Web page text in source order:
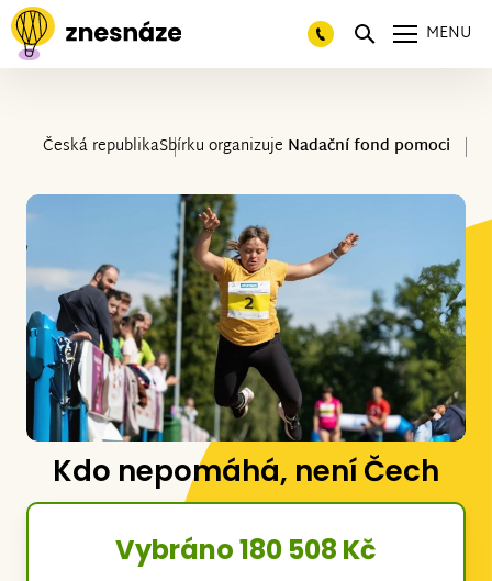
MENU
Česká republikaSbírku organizuje Nadační fond pomoci
Kdo nepomáhá, není Čech
Vybráno 180 508 Kč